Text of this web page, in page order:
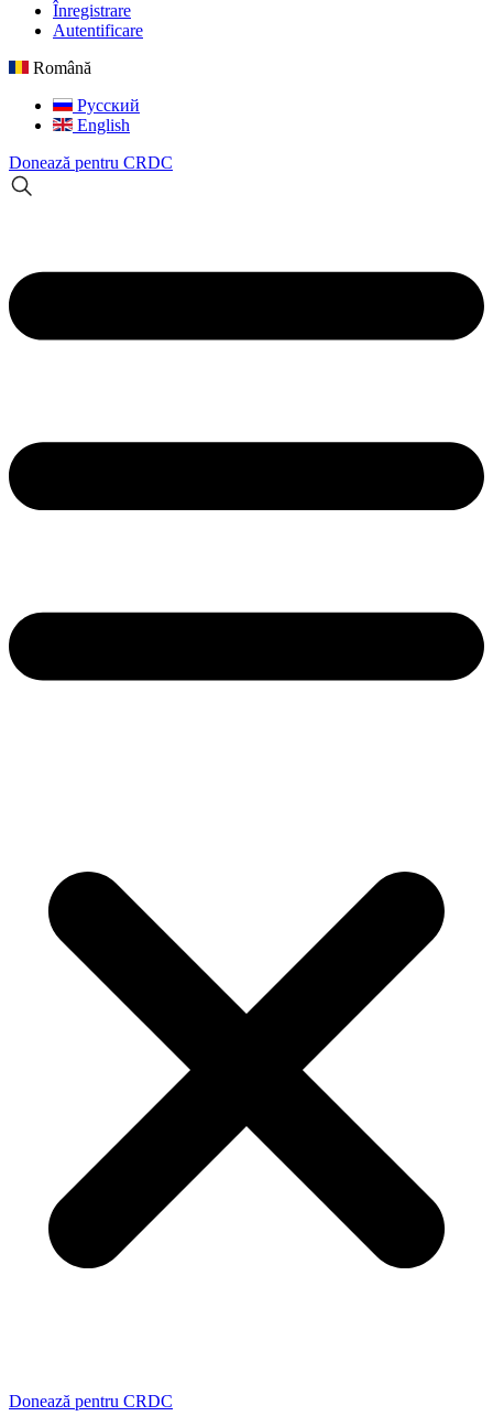
Înregistrare
Autentificare
Română
Русский
English
Donează pentru CRDC
Donează pentru CRDC